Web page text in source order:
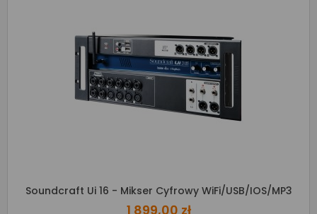
Soundcraft Ui 16 - Mikser Cyfrowy WiFi/USB/iOS/MP3
1 899,00 zł